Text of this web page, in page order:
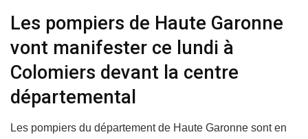
Les pompiers de Haute Garonne
vont manifester ce lundi à
Colomiers devant la centre
départemental
Les pompiers du département de Haute Garonne sont en